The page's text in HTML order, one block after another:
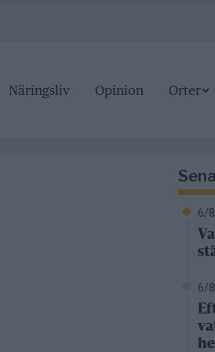
Näringsliv Opinion Orter
6/8
6/8